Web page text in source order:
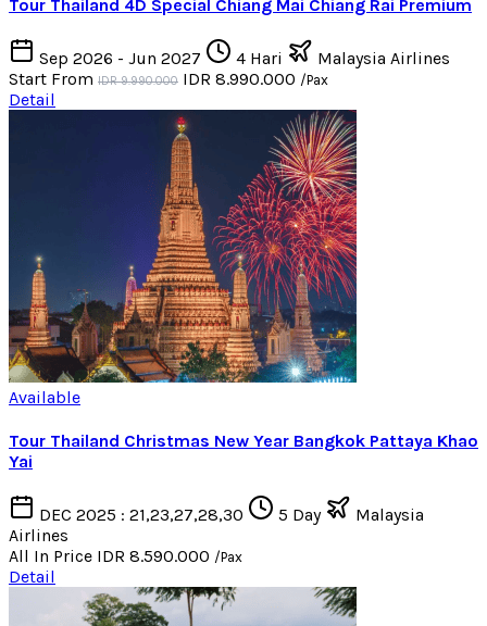
Tour Thailand 4D Special Chiang Mai Chiang Rai Premium
Sep 2026 - Jun 2027 4 Hari
Malaysia Airlines
Start From IDR 9.990.000 IDR 8.990.000 /Pax
Detail
Available
Tour Thailand Christmas New Year Bangkok Pattaya Khao
Yai
DEC 2025 : 21,23,27,28,30 5 Day
Malaysia
Airlines
All In Price IDR 8.590.000 /Pax
Detail